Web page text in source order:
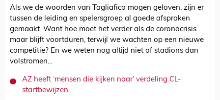
Als we de woorden van Tagliafico mogen geloven, zijn er
tussen de leiding en spelersgroep al goede afspraken
gemaakt. Want hoe moet het verder als de coronacrisis
maar blijft voortduren, terwijl we wachten op een nieuwe
competitie? En we weten nog altijd niet of stadions dan
volstromen...
AZ heeft ‘mensen die kijken naar’ verdeling CL-
startbewijzen